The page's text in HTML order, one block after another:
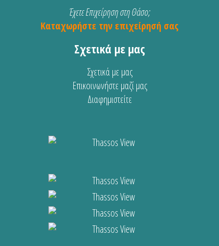
Έχετε Επιχείρηση στη Θάσο;
Καταχωρήστε την επιχείρησή σας
Σχετικά με μας
Σχετικά με μας
Επικοινωνήστε μαζί μας
Διαφημιστείτε